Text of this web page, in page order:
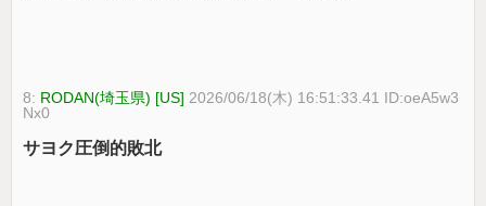
8: RODAN(埼玉県) [US] 2026/06/18(木) 16:51:33.41 ID:oeA5w3
Nx0
サヨク圧倒的敗北